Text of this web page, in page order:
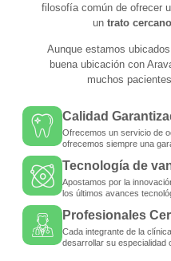
filosofía común de ofrecer
un trato
Aunque estamos
buena ubicación con
muchos
Calidad
Ofrecemos un servicio de
ofrecemos siempre una
Tecnología de
Apostamos por la
los últimos avances
Profesionales
Cada integrante de la
desarrollar su especialidad